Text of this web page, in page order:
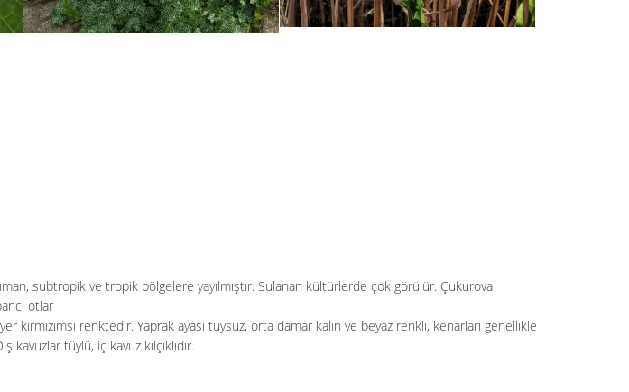
subtropik ve tropik bölgelere yayılmıştır. Sulanan kültürlerde çok görülür. Çukurova
otlar
renktedir. Yaprak ayası tüysüz, orta damar kalın ve beyaz renkli, kenarları genellikle
kavuzlar tüylü, iç kavuz kılçıklıdır.